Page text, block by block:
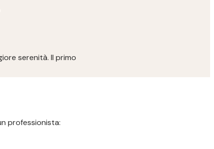
serenità. Il primo
professionista: